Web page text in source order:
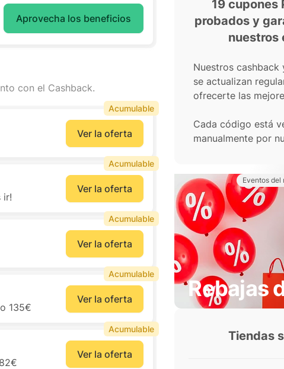
Aprovecha los beneficios
con el Cashback.
Ver la oferta
Acumulable
ir!
Ver la oferta
Acumulable
Ver la oferta
Acumulable
135€
Ver la oferta
Acumulable
Ver la oferta
Acumulable
19 cupones
probados y
nuestros
Nuestros cashback
se actualizan
ofrecerte las
Cada código está
manualmente por
Eventos del
Rebajas
Tiendas